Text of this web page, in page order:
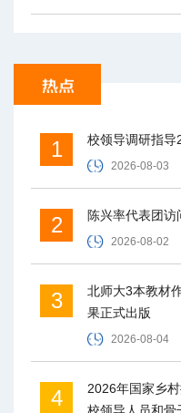
1 校领导调研指导
2026-08-03
2 陈兴率代表团访
2026-08-02
3
北师大3本教材
果正式出版
2026-08-04
4
2026年国家乡
校领导人员和骨